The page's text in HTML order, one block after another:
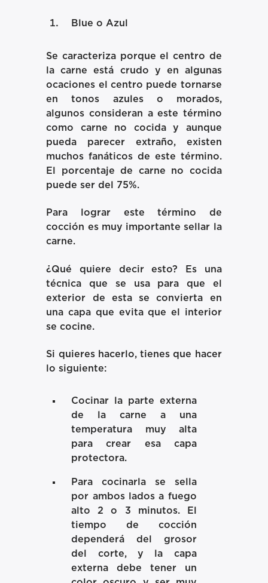
Blue o Azul
Se caracteriza porque el centro de
la carne está crudo y en algunas
ocaciones el centro puede tornarse
en tonos azules o morados,
algunos consideran a este término
como carne no cocida y aunque
pueda parecer extraño, existen
muchos fanáticos de este término.
El porcentaje de carne no cocida
puede ser del 75%.
Para lograr este término de
cocción es muy importante sellar la
carne.
¿Qué quiere decir esto? Es una
técnica que se usa para que el
exterior de esta se convierta en
una capa que evita que el interior
se cocine.
Si quieres hacerlo, tienes que hacer
lo siguiente:
Cocinar la parte externa
de la carne a una
temperatura muy alta
para crear esa capa
protectora.
Para cocinarla se sella
por ambos lados a fuego
alto 2 o 3 minutos. El
tiempo de cocción
dependerá del grosor
del corte, y la capa
externa debe tener un